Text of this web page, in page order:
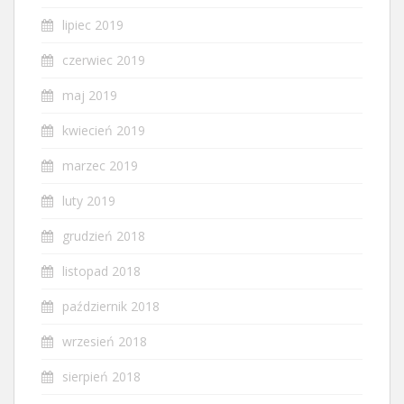
lipiec 2019
czerwiec 2019
maj 2019
kwiecień 2019
marzec 2019
luty 2019
grudzień 2018
listopad 2018
październik 2018
wrzesień 2018
sierpień 2018